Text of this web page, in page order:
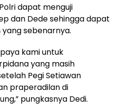
dapat menguji
dan Dede sehingga dapat
sebenarnya.
kami untuk
yang masih
Pegi Setiawan
praperadilan di
pungkasnya Dedi.